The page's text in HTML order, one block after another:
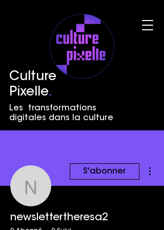
Culture
Pixelle.
Les transformations
digitales dans la culture
S'abonner
newslettertheresa2